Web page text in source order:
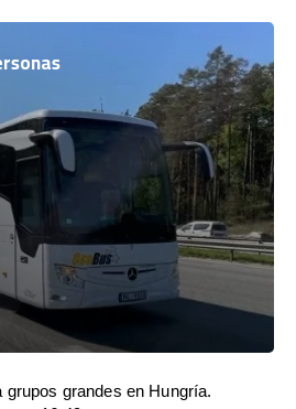
grupos grandes en Hungría.